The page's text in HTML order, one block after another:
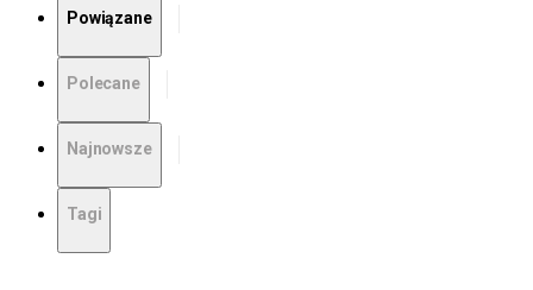
Powiązane
Polecane
Najnowsze
Tagi